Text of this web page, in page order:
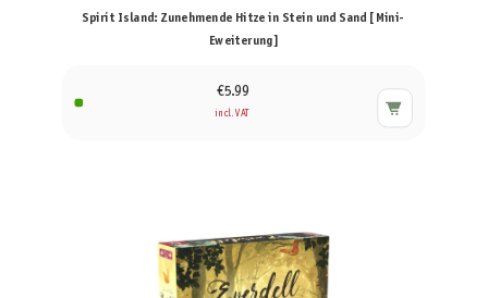
Spirit Island: Zunehmende Hitze in Stein und Sand [Mini-
Eweiterung]
€5.99
incl. VAT